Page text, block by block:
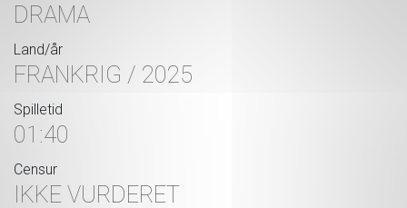
DRAMA
Land/år
FRANKRIG / 2025
Spilletid
01:40
Censur
IKKE VURDERET